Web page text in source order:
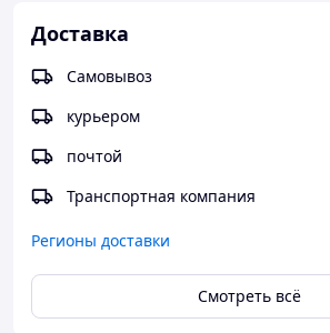
Доставка
Самовывоз
курьером
почтой
Транспортная компания
Регионы доставки
Смотреть всё